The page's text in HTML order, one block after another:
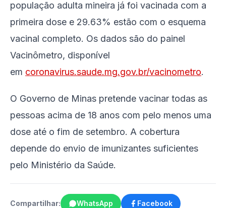
população adulta mineira já foi vacinada com a
primeira dose e 29.63% estão com o esquema
vacinal completo. Os dados são do painel
Vacinômetro, disponível
em coronavirus.saude.mg.gov.br/vacinometro.
O Governo de Minas pretende vacinar todas as
pessoas acima de 18 anos com pelo menos uma
dose até o fim de setembro. A cobertura
depende do envio de imunizantes suficientes
pelo Ministério da Saúde.
Compartilhar: WhatsApp Facebook